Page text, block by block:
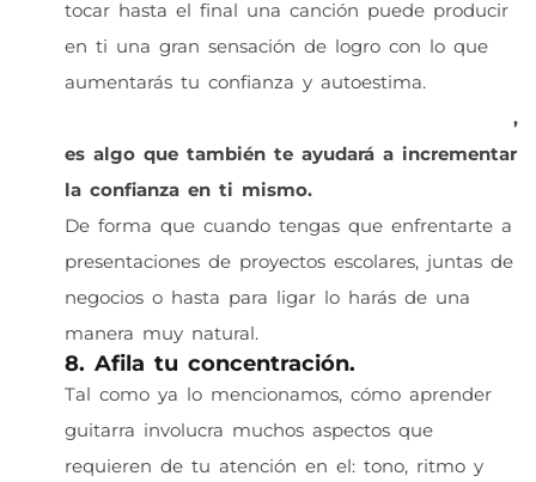
tocar hasta el final una canción puede producir
en ti una gran sensación de logro con lo que
aumentarás tu confianza y autoestima.
,
es algo que también te ayudará a incrementar
la confianza en ti mismo.
De forma que cuando tengas que enfrentarte a
presentaciones de proyectos escolares, juntas de
negocios o hasta para ligar lo harás de una
manera muy natural.
8. Afila tu concentración.
Tal como ya lo mencionamos, cómo aprender
guitarra involucra muchos aspectos que
requieren de tu atención en el: tono, ritmo y